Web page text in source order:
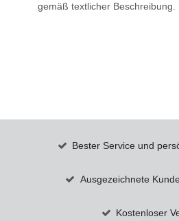
gemäß textlicher Beschreibung.
Bester Service und
Ausgezeichnete
Kostenloser